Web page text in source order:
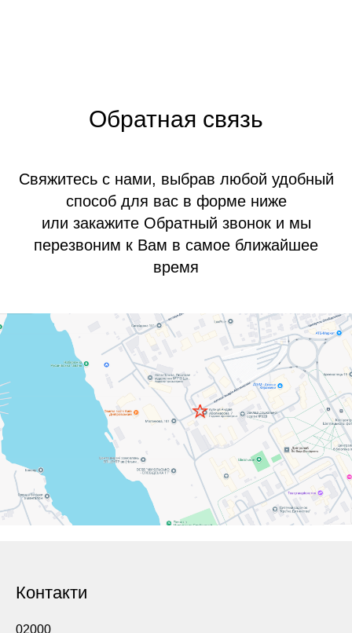
Обратная связь
Свяжитесь с нами, выбрав любой удобный
способ для вас в форме ниже
или закажите Обратный звонок и мы
перезвоним к Вам в самое ближайшее
время
Контакти
02000